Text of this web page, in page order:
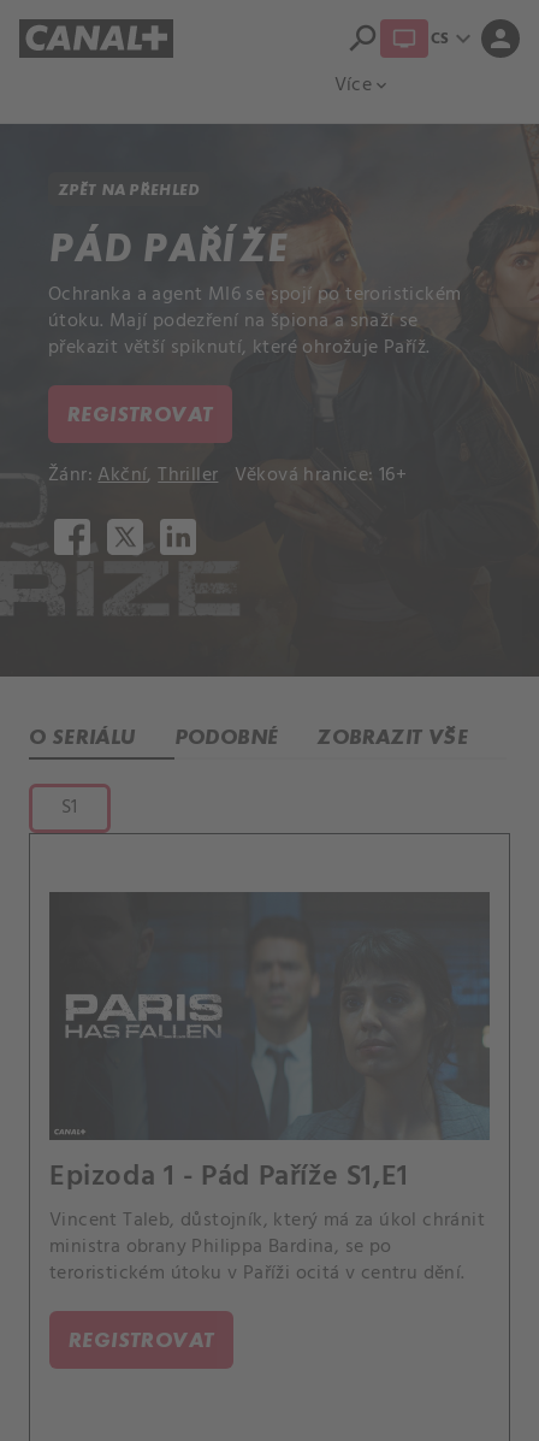
Více expand_more
search CS expand_more person
ZPĚT NA PŘEHLED
PÁD PAŘÍŽE
Ochranka a agent MI6 se spojí po teroristickém
útoku. Mají podezření na špiona a snaží se
překazit větší spiknutí, které ohrožuje Paříž.
REGISTROVAT
Žánr:Akční,Thriller Věková hranice: 16+
O SERIÁLU PODOBNÉ ZOBRAZIT VŠE
S1
Epizoda 1 - Pád Paříže S1,E1
Vincent Taleb, důstojník, který má za úkol chránit
ministra obrany Philippa Bardina, se po
teroristickém útoku v Paříži ocitá v centru dění.
REGISTROVAT